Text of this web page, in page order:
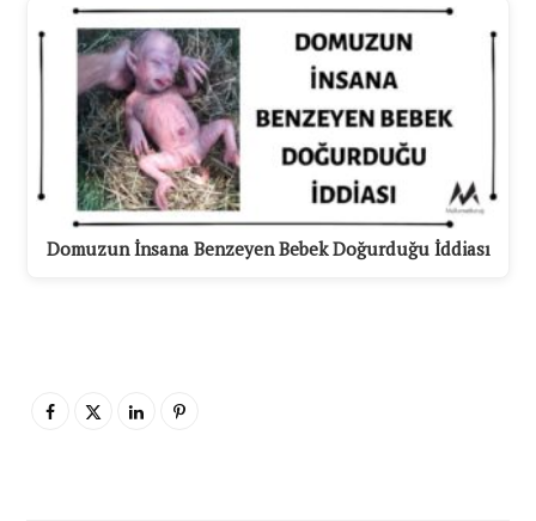
Domuzun İnsana Benzeyen Bebek Doğurduğu İddiası